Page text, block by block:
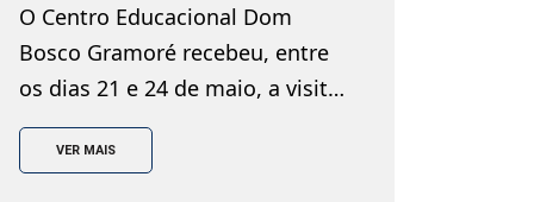
integração entre atletas,
escolas, projetos sociais e
equipes, […]
Francisco Inácio
O Centro Educacional Dom
Bosco Gramoré recebeu, entre
os dias 21 e 24 de maio, a visita
inspetorial do P. Francisco
Inácio, em uma programação
VER MAIS